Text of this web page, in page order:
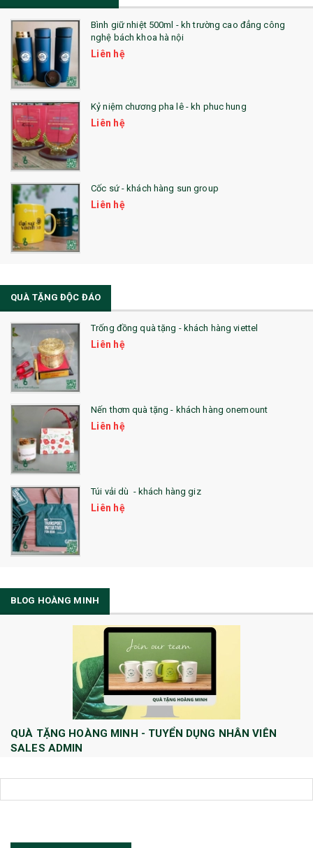
Bình giữ nhiệt 500ml - kh trường cao đẳng công
nghệ bách khoa hà nội
Liên hệ
Kỷ niệm chương pha lê - kh phuc hung
Liên hệ
Cốc sứ - khách hàng sun group
Liên hệ
QUÀ TẶNG ĐỘC ĐÁO
Trống đồng quà tặng - khách hàng viettel
Liên hệ
Nến thơm quà tặng - khách hàng onemount
Liên hệ
Túi vải dù - khách hàng giz
Liên hệ
BLOG HOÀNG MINH
QUÀ TẶNG HOÀNG MINH - TUYỂN DỤNG NHÂN VIÊN
SALES ADMIN